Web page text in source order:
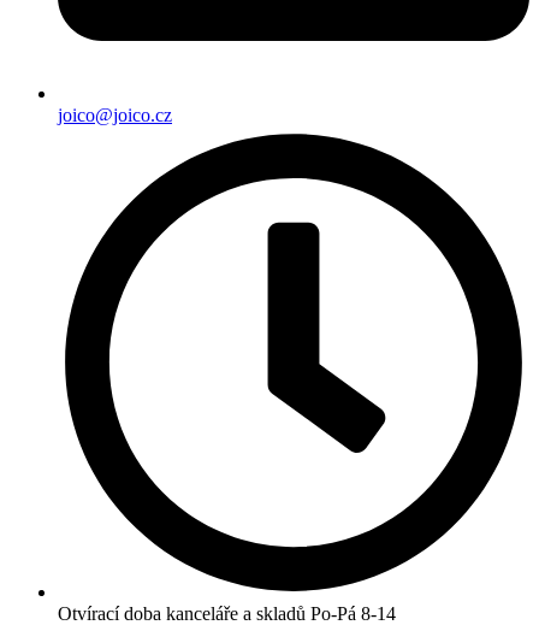
joico@joico.cz
Otvírací doba kanceláře a skladů Po-Pá 8-14